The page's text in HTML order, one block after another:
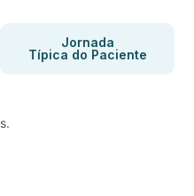
Jornada
Típica do Paciente